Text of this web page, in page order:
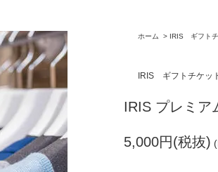
ホーム > IRIS ギフトチ
IRIS ギフトチケッ
IRIS プレミア
5,000円(税抜)